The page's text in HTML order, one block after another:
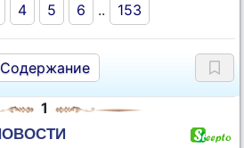
4 5 6 .. 153
Содержание
1